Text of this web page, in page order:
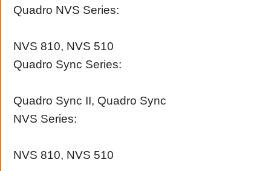
Quadro NVS Series:
NVS 810, NVS 510
Quadro Sync Series:
Quadro Sync II, Quadro Sync
NVS Series:
NVS 810, NVS 510